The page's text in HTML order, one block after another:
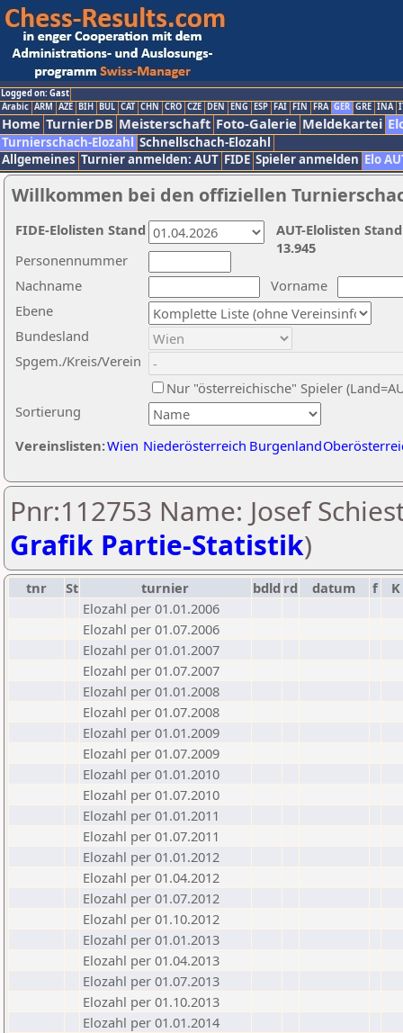
Logged on: Gast
Arabic ARM AZE BIH BUL CAT CHN CRO CZE DEN ENG ESP FAI FIN FRA GER GRE INA
Home TurnierDB Meisterschaft Foto-Galerie Meldekartei
Turnierschach-Elozahl Schnellschach-Elozahl
Allgemeines Turnier anmelden: AUT FIDE Spieler anmelden Elo
Willkommen bei den offiziellen
Nachname
Vorname
Ebene
Sortierung
Personennummer
Bundesland
Spgem./Kreis/Verein
Nur "österreichische" Spieler
Vereinslisten:Wien Niederösterreich Burgenland
AUT-Elolisten
13.945
FIDE-Elolisten Stand
Pnr:112753 Name: Josef
Grafik Partie-Statistik)
tnr St turnier bdld rd datum f
K
Elozahl per 01.01.2006
Elozahl per 01.07.2006
Elozahl per 01.01.2007
Elozahl per 01.07.2007
Elozahl per 01.01.2008
Elozahl per 01.07.2008
Elozahl per 01.01.2009
Elozahl per 01.07.2009
Elozahl per 01.01.2010
Elozahl per 01.07.2010
Elozahl per 01.01.2011
Elozahl per 01.07.2011
Elozahl per 01.01.2012
Elozahl per 01.04.2012
Elozahl per 01.07.2012
Elozahl per 01.10.2012
Elozahl per 01.01.2013
Elozahl per 01.04.2013
Elozahl per 01.07.2013
Elozahl per 01.10.2013
Elozahl per 01.01.2014